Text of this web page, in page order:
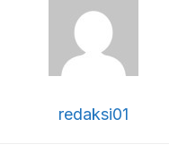
redaksi01